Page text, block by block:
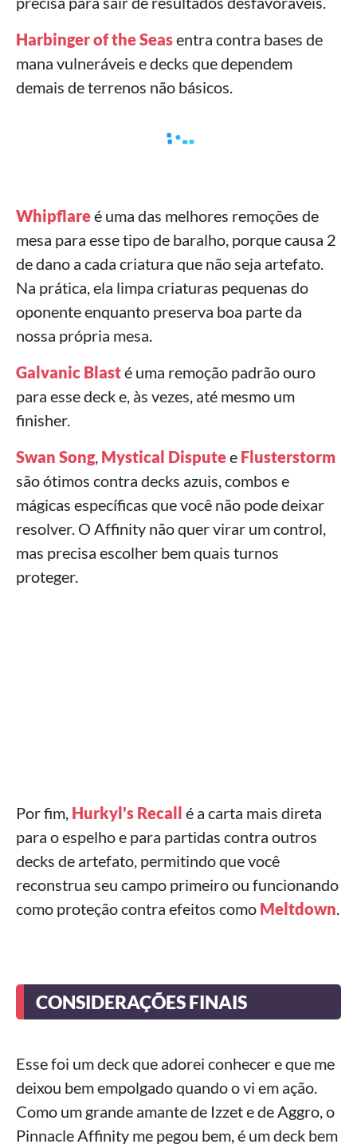
Harbinger of the Seasentra contra bases de
mana vulneráveis e decks que dependem
demais de terrenos não básicos.
Whipflareé uma das melhores remoções de
mesa para esse tipo de baralho, porque causa 2
de dano a cada criatura que não seja artefato.
Na prática, ela limpa criaturas pequenas do
oponente enquanto preserva boa parte da
nossa própria mesa.
Galvanic Blasté uma remoção padrão ouro
para esse deck e, às vezes, até mesmo um
finisher.
Swan Song, Mystical Disputee Flusterstorm
são ótimos contra decks azuis, combos e
mágicas específicas que você não pode deixar
resolver. O Affinity não quer virar um control,
mas precisa escolher bem quais turnos
proteger.
Por fim, Hurkyl's Recall é a carta mais direta
para o espelho e para partidas contra outros
decks de artefato, permitindo que você
reconstrua seu campo primeiro ou funcionando
como proteção contra efeitos como Meltdown.
CONSIDERAÇÕES FINAIS
Esse foi um deck que adorei conhecer e que me
deixou bem empolgado quando o vi em ação.
Como um grande amante de Izzet e de Aggro, o
Pinnacle Affinity me pegou bem, é um deck bem